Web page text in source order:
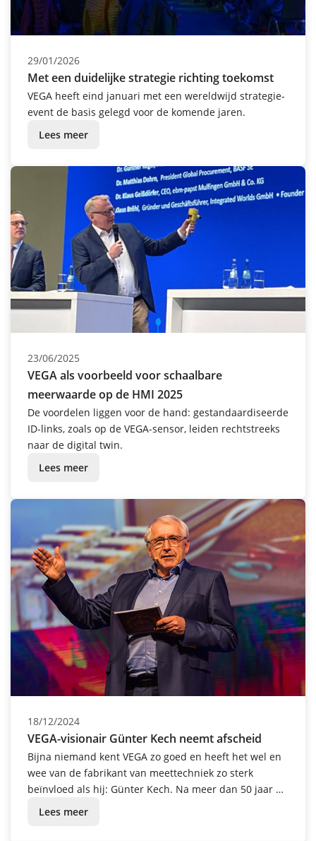
29/01/2026
Met een duidelijke strategie richting toekomst
VEGA heeft eind januari met een wereldwijd strategie-
event de basis gelegd voor de komende jaren.
Lees meer
23/06/2025
VEGA als voorbeeld voor schaalbare
meerwaarde op de HMI 2025
De voordelen liggen voor de hand: gestandaardiseerde
ID-links, zoals op de VEGA-sensor, leiden rechtstreeks
naar de digital twin.
Lees meer
18/12/2024
VEGA-visionair Günter Kech neemt afscheid
Bijna niemand kent VEGA zo goed en heeft het wel en
wee van de fabrikant van meettechniek zo sterk
beïnvloed als hij: Günter Kech. Na meer dan 50 jaar bij
Lees meer